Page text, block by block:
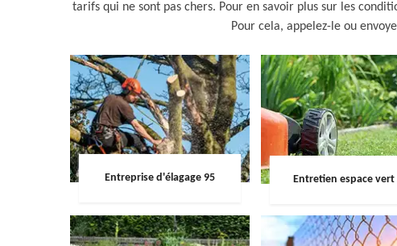
tarifs qui ne sont pas chers. Pour en savoir plus sur les
Pour cela, appelez-le ou
Entreprise d'élagage 95 Entretien espace vert